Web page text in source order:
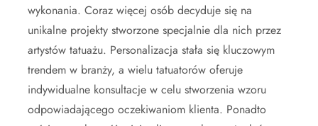
wykonania. Coraz więcej osób decyduje się na
unikalne projekty stworzone specjalnie dla nich przez
artystów tatuażu. Personalizacja stała się kluczowym
trendem w branży, a wielu tatuatorów oferuje
indywidualne konsultacje w celu stworzenia wzoru
odpowiadającego oczekiwaniom klienta. Ponadto